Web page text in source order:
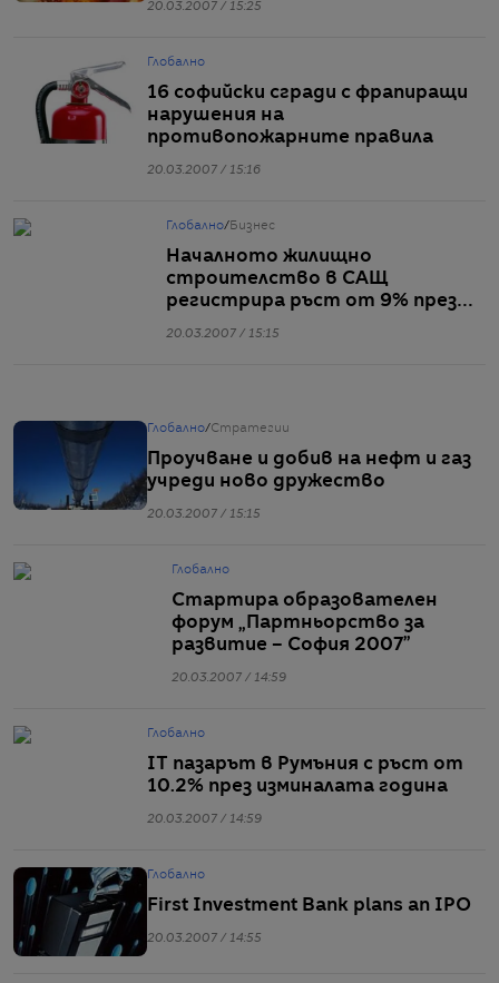
20.03.2007 / 15:25
Глобално
16 софийски сгради с фрапиращи
нарушения на
противопожарните правила
20.03.2007 / 15:16
Глобално/ Бизнес
Началното жилищно
строителство в САЩ
регистрира ръст от 9% през
20.03.2007 / 15:15
Глобално/Стратегии
Проучване и добив на нефт и газ
учреди ново дружество
20.03.2007 / 15:15
Глобално
Стартира образователен
форум „Партньорство за
развитие – София 2007”
20.03.2007 / 14:59
Глобално
IT пазарът в Румъния с ръст от
10.2% през изминалата година
20.03.2007 / 14:59
Глобално
First Investment Bank plans an IPO
20.03.2007 / 14:55